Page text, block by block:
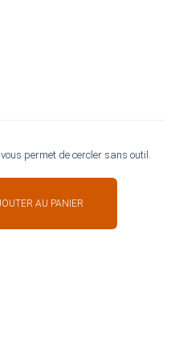
permet de cercler sans outil.
AU PANIER